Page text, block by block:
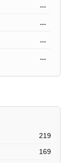
...
...
...
...
219
169